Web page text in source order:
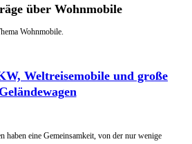
über Wohnmobile
Wohnmobile.
Weltreisemobile und große
Geländewagen
haben eine Gemeinsamkeit, von der nur wenige